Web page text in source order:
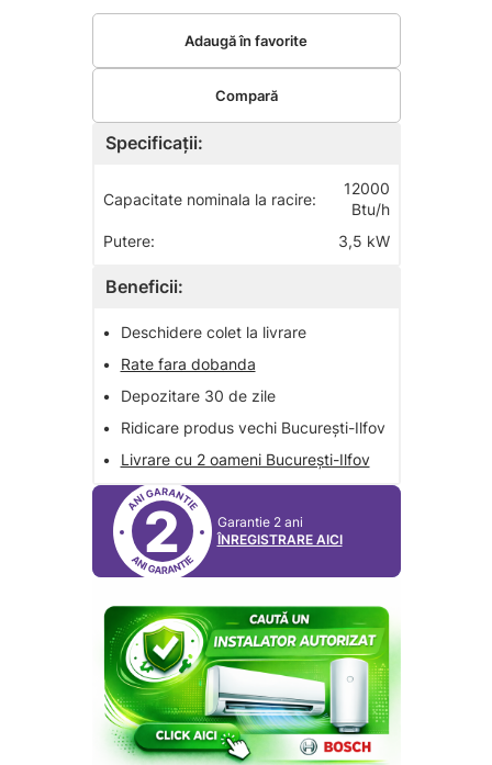
Specificații:
Capacitate nominala la racire:
12000
Btu/h
Putere:
3,5 kW
Beneficii:
•
Deschidere colet la livrare
•
Rate fara dobanda
•
Depozitare 30 de zile
•
Ridicare produs vechi București-Ilfov
•
Livrare cu 2 oameni București-Ilfov
2
Garantie 2 ani
ÎNREGISTRARE AICI
Adaugă în favorite
Compară